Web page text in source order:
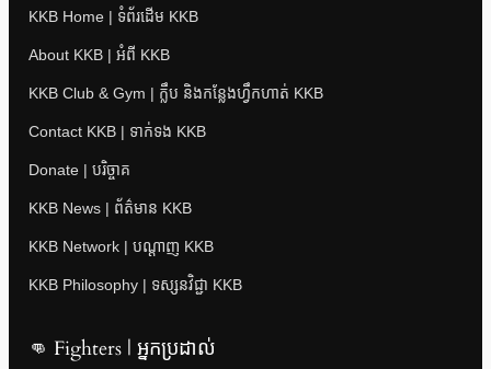
KKB Home | ទំព័រដើម KKB
About KKB | អំពី KKB
KKB Club & Gym | ក្លឹប និងកន្លែងហ្វឹកហាត់ KKB
Contact KKB | ទាក់ទង KKB
Donate | បរិច្ចាគ
KKB News | ព័ត៌មាន KKB
KKB Network | បណ្តាញ KKB
KKB Philosophy | ទស្សនវិជ្ជា KKB
👊 Fighters | អ្នកប្រដាល់